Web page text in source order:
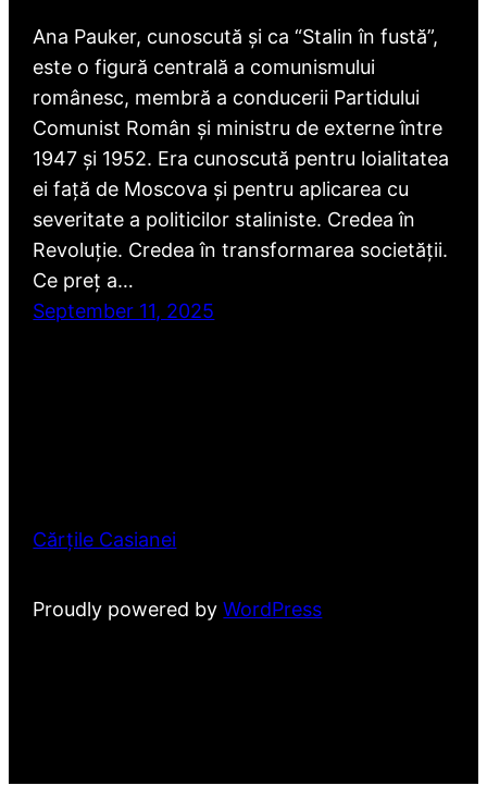
Ana Pauker, cunoscută și ca “Stalin în fustă”,
este o figură centrală a comunismului
românesc, membră a conducerii Partidului
Comunist Român și ministru de externe între
1947 și 1952. Era cunoscută pentru loialitatea
ei față de Moscova și pentru aplicarea cu
severitate a politicilor staliniste. Credea în
Revoluție. Credea în transformarea societății.
Ce preț a…
September 11, 2025
Cărțile Casianei
Proudly powered byWordPress